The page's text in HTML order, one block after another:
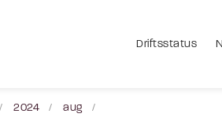
Driftsstatus
2024
aug